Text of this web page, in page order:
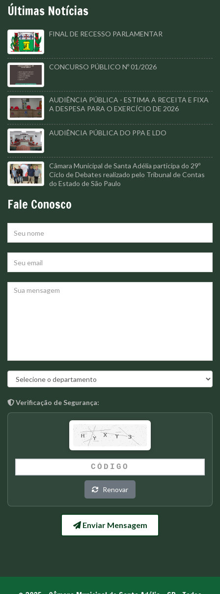
Últimas Notícias
FINAL DE RECESSO PARLAMENTAR
CONCURSO PÚBLICO Nº 01/2026
AUDIÊNCIA PÚBLICA - ESTIMA A RECEITA E FIXA
A DESPESA PARA O EXERCÍCIO DE 2026
AUDIÊNCIA PÚBLICA DO PPA E LDO
Câmara Municipal de Santa Adélia participa do 29º
Ciclo de Debates realizado pelo Tribunal de Contas
do Estado de São Paulo
Fale Conosco
Verificação de Segurança:
Renovar
Enviar Mensagem